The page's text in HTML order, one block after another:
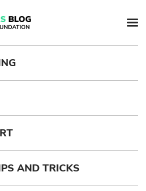
AND TRICKS